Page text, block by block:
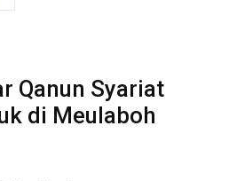
Qanun Syariat
di Meulaboh